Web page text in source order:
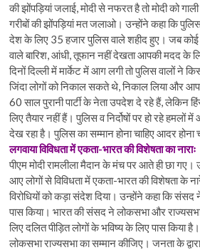
की झोंपड़ियां जलाई, मोदी से नफरत है तो मोदी को
गरीबों की झोंपड़ियां मत जलाओ। उन्होंने कहा कि
देश के लिए 35 हजार पुलिस वाले शहीद हुए। जब
वाले बारिश, आंधी, तूफान नहीं देखता आपकी मदद के
दिनों दिल्ली में मार्केट में आग लगी तो पुलिस वालों ने
जिंदा लोगों को निकाल सकते थे, निकाल लिया और
60 साल पुरानी पार्टी के नेता उपदेश दे रहे हैं, लेकिन
लिए तैयार नहीं हैं। पुलिस व निर्दोषों पर हो रहे
देख रहा है। पुलिस का सम्मान होना चाहिए आदर होना
लगवाया विविधता में एकता-भारत की विशेषता का नाराः
पीएम मोदी रामलीला मैदान के मंच पर आते ही छा गए।
आए लोगों से विविधता में एकता-भारत की विशेषता के
विरोधियों को कड़ा संदेश दिया। उन्होंने कहा कि
पास किया। भारत की संसद ने लोकसभा और
लिए दलित पीड़ित लोगों के भविष्य के लिए पास
लोकसभा राज्यसभा का सम्मान कीजिए। जनता के